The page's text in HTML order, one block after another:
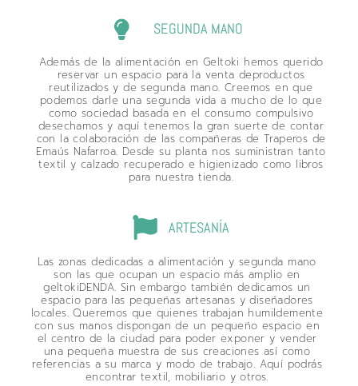
SEGUNDA MANO
Además de la alimentación en Geltoki hemos querido
reservar un espacio para la venta deproductos
reutilizados y de segunda mano. Creemos en que
podemos darle una segunda vida a mucho de lo que
como sociedad basada en el consumo compulsivo
desechamos y aquí tenemos la gran suerte de contar
con la colaboración de las compañeras de Traperos de
Emaús Nafarroa. Desde su planta nos suministran tanto
textil y calzado recuperado e higienizado como libros
para nuestra tienda.
ARTESANÍA
Las zonas dedicadas a alimentación y segunda mano
son las que ocupan un espacio más amplio en
geltokiDENDA. Sin embargo también dedicamos un
espacio para las pequeñas artesanas y diseñadores
locales. Queremos que quienes trabajan humildemente
con sus manos dispongan de un pequeño espacio en
el centro de la ciudad para poder exponer y vender
una pequeña muestra de sus creaciones así como
referencias a su marca y modo de trabajo. Aquí podrás
encontrar textil, mobiliario y otros.